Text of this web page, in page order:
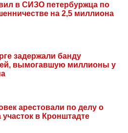
в СИЗО петербуржца по
на 2,5 миллиона
задержали банду
вымогавшую миллионы у
арестовали по делу о
участок в Кронштадте